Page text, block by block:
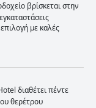
βρίσκεται στην
με καλές
διαθέτει πέντε
θερέτρου